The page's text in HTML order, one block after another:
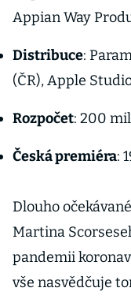
Appian Way
Distribuce:
(ČR), Apple
Rozpočet: 200
Česká premiéra:
Dlouho
Martina
pandemii
vše nasvědčuje